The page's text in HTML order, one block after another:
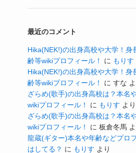
最近のコメント
Hika(NEK!)の出身高校や大学！身
齢等wikiプロフィール！
に もりす
Hika(NEK!)の出身高校や大学！身
齢等wikiプロフィール！
に すな
ざらめ(歌手)の出身高校は？本名
wikiプロフィール！
に もりす より
ざらめ(歌手)の出身高校は？本名
wikiプロフィール！
に 板倉冬馬
龍蔵(ギター)本名や年齢などプロ
はしてる？ に もりす より